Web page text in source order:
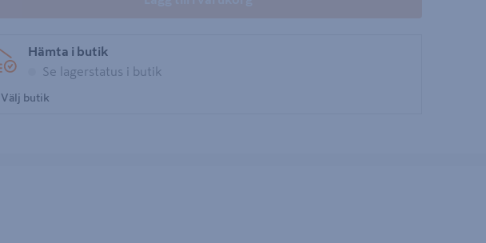
Hämta i butik
Se lagerstatus i butik
Välj butik